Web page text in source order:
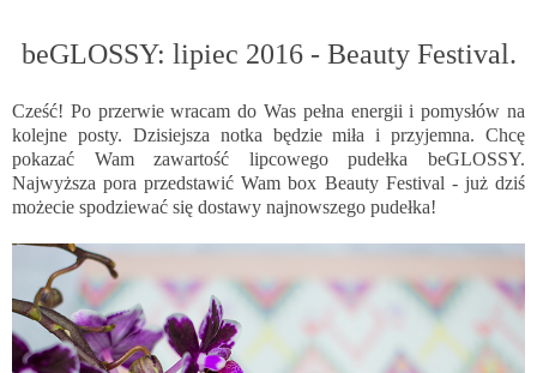
beGLOSSY: lipiec 2016 - Beauty Festival.
Cześć! Po przerwie wracam do Was pełna energii i pomysłów na
kolejne posty. Dzisiejsza notka będzie miła i przyjemna. Chcę
pokazać Wam zawartość lipcowego pudełka beGLOSSY.
Najwyższa pora przedstawić Wam box Beauty Festival - już dziś
możecie spodziewać się dostawy najnowszego pudełka!